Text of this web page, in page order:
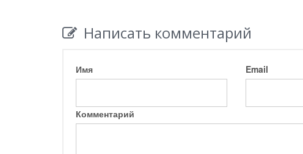
Написать комментарий
Имя Email
Комментарий